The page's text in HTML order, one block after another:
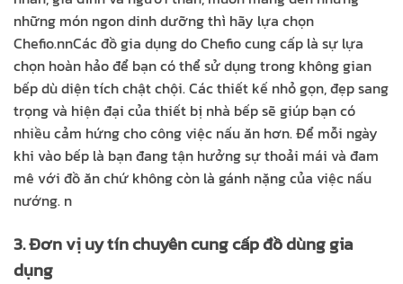
những món ngon dinh dưỡng thì hãy lựa chọn
Chefio.nnCác đồ gia dụng do Chefio cung cấp là sự lựa
chọn hoàn hảo để bạn có thể sử dụng trong không gian
bếp dù diện tích chật chội. Các thiết kế nhỏ gọn, đẹp sang
trọng và hiện đại của thiết bị nhà bếp sẽ giúp bạn có
nhiều cảm hứng cho công việc nấu ăn hơn. Để mỗi ngày
khi vào bếp là bạn đang tận hưởng sự thoải mái và đam
mê với đồ ăn chứ không còn là gánh nặng của việc nấu
nướng. n
3. Đơn vị uy tín chuyên cung cấp đồ dùng gia
dụng